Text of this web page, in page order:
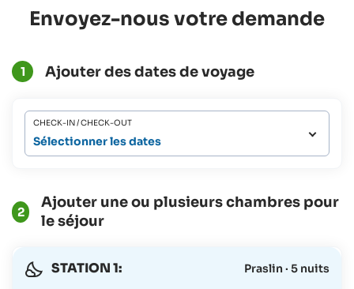
Envoyez-nous votre demande
1 Ajouter des dates de voyage
CHECK-IN / CHECK-OUT
Sélectionner les dates
2
Ajouter une ou plusieurs chambres pour
le séjour
STATION 1: Praslin · 5 nuits